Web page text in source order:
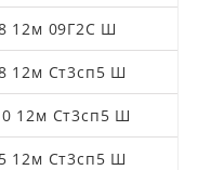
12м 09Г2С Ш
12м Ст3сп5 Ш
12м Ст3сп5 Ш
12м Ст3сп5 Ш